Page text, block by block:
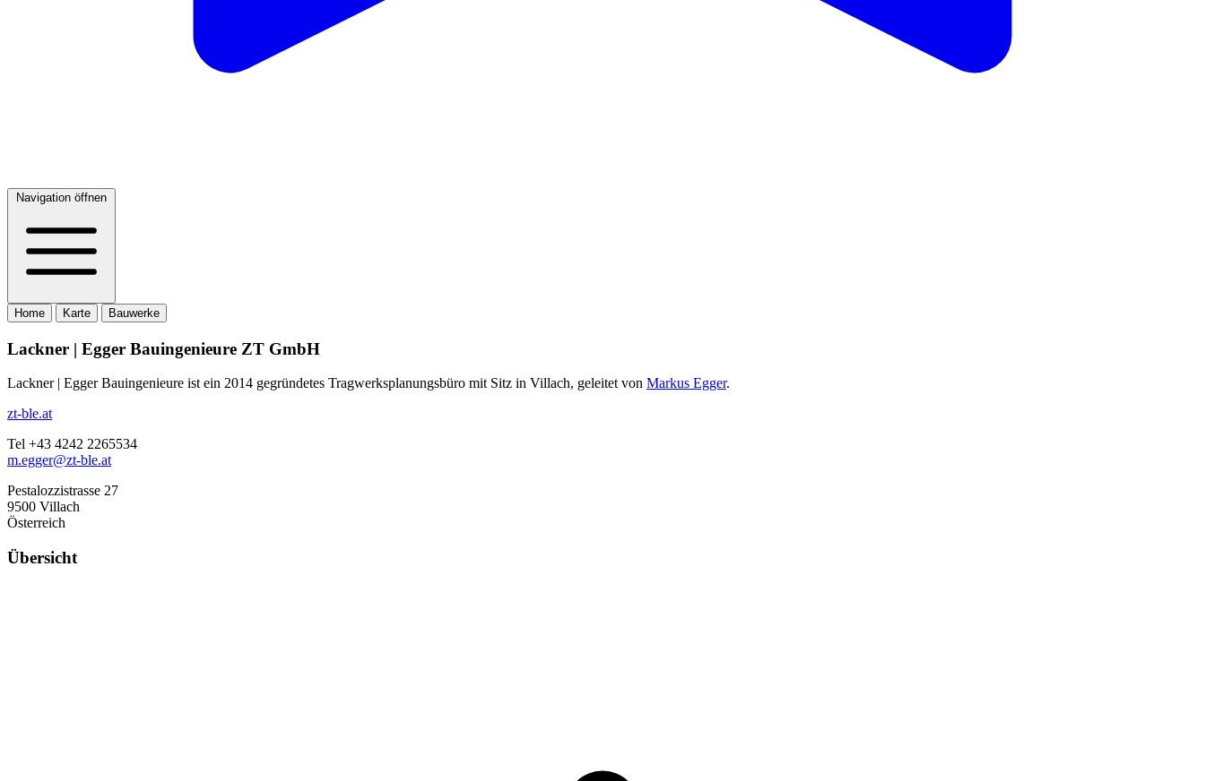
Navigation öffnen
Home Karte Bauwerke
Lackner | Egger Bauingenieure ZT GmbH
Lackner | Egger Bauingenieure ist ein 2014 gegründetes Tragwerksplanungsbüro mit Sitz in Villach, geleitet von Markus Egger.
zt-ble.at
Tel +43 4242 2265534
m.egger@zt-ble.at
Pestalozzistrasse 27
9500 Villach
Österreich
Übersicht